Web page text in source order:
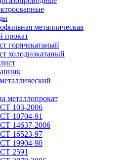
металлическая
прокат
горячекатаный
холоднокатаный
металлопрокат
103-2006
10704-91
14637-2006
16523-97
19904-90
2591